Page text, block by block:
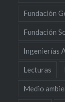
Fundación
Fundación
Ingenierías
Lecturas
Medio